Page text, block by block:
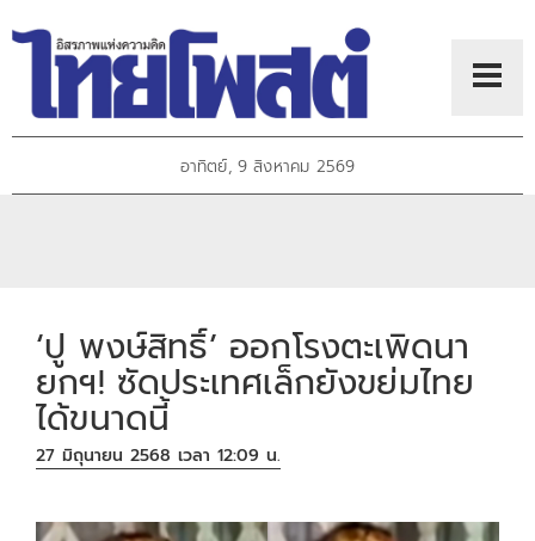
อาทิตย์, 9 สิงหาคม 2569
‘ปู พงษ์สิทธิ์’ ออกโรงตะเพิดนา
ยกฯ! ซัดประเทศเล็กยังขย่มไทย
ได้ขนาดนี้
27 มิถุนายน 2568 เวลา 12:09 น.